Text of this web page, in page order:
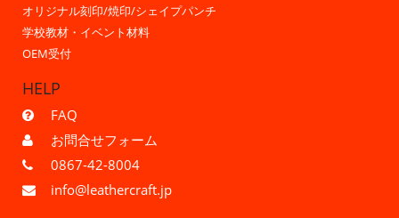
オリジナル刻印/焼印/シェイプパンチ
学校教材・イベント材料
OEM受付
HELP
FAQ
お問合せフォーム
0867-42-8004
info@leathercraft.jp